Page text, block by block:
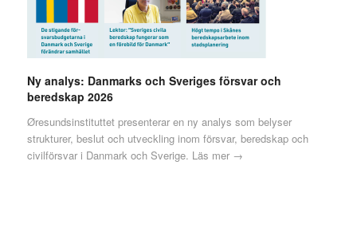
Ny analys: Danmarks och Sveriges försvar och
beredskap 2026
Øresundsinstituttet presenterar en ny analys som belyser
strukturer, beslut och utveckling inom försvar, beredskap och
civilförsvar i Danmark och Sverige. Läs mer →